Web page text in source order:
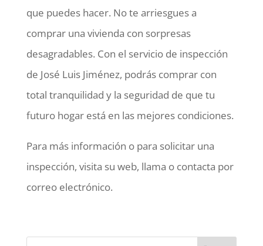
que puedes hacer. No te arriesgues a
comprar una vivienda con sorpresas
desagradables. Con el servicio de inspección
de José Luis Jiménez, podrás comprar con
total tranquilidad y la seguridad de que tu
futuro hogar está en las mejores condiciones.
Para más información o para solicitar una
inspección, visita su web, llama o contacta por
correo electrónico.